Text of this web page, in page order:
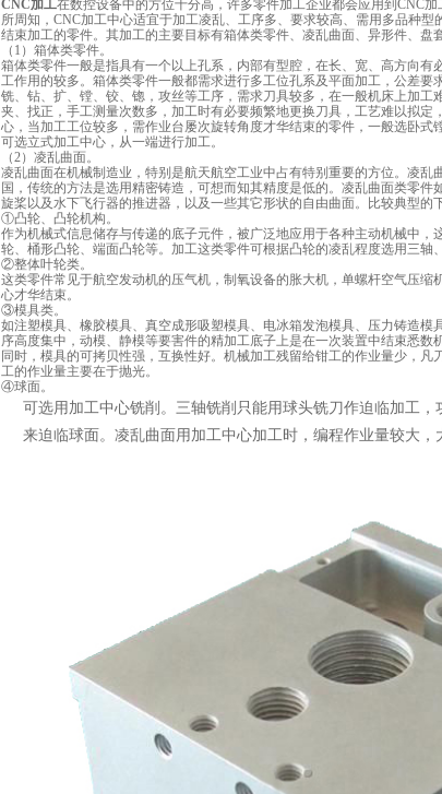
CNC加工在数控设备中的方位十分高，许多零件加工企业都会应用到CNC
所周知，CNC加工中心适宜于加工凌乱、工序多、要求较高、需用多品种
结束加工的零件。其加工的主要目标有箱体类零件、凌乱曲面、异形件、盘
（1）箱体类零件。
箱体类零件一般是指具有一个以上孔系，内部有型腔，在长、宽、高方向
工作用的较多。箱体类零件一般都需求进行多工位孔系及平面加工，公差
铣、钻、扩、镗、铰、锪，攻丝等工序，需求刀具较多，在一般机床上加
夹、找正，手工测量次数多，加工时有必要频繁地更换刀具，工艺难以拟
心，当加工工位较多，需作业台屡次旋转角度才华结束的零件，一般选卧式
可选立式加工中心，从一端进行加工。
（2）凌乱曲面。
凌乱曲面在机械制造业，特别是航天航空工业中占有特别重要的方位。凌
国，传统的方法是选用精密铸造，可想而知其精度是低的。凌乱曲面类零
旋桨以及水下飞行器的推进器，以及一些其它形状的自由曲面。比较典型的
①凸轮、凸轮机构。
作为机械式信息储存与传递的底子元件，被广泛地应用于各种主动机械中
轮、桶形凸轮、端面凸轮等。加工这类零件可根据凸轮的凌乱程度选用三轴
②整体叶轮类。
这类零件常见于航空发动机的压气机，制氧设备的胀大机，单螺杆空气压
心才华结束。
③模具类。
如注塑模具、橡胶模具、真空成形吸塑模具、电冰箱发泡模具、压力铸造
序高度集中，动模、静模等要害件的精加工底子上是在一次装置中结束悉数
同时，模具的可拷贝性强，互换性好。机械加工残留给钳工的作业量少，
工的作业量主要在于抛光。
④球面。
可选用加工中心铣削。三轴铣削只能用球头铣刀作迫临加工
来迫临球面。凌乱曲面用加工中心加工时，编程作业量较大，